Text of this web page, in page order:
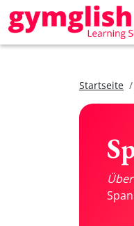
Startseite